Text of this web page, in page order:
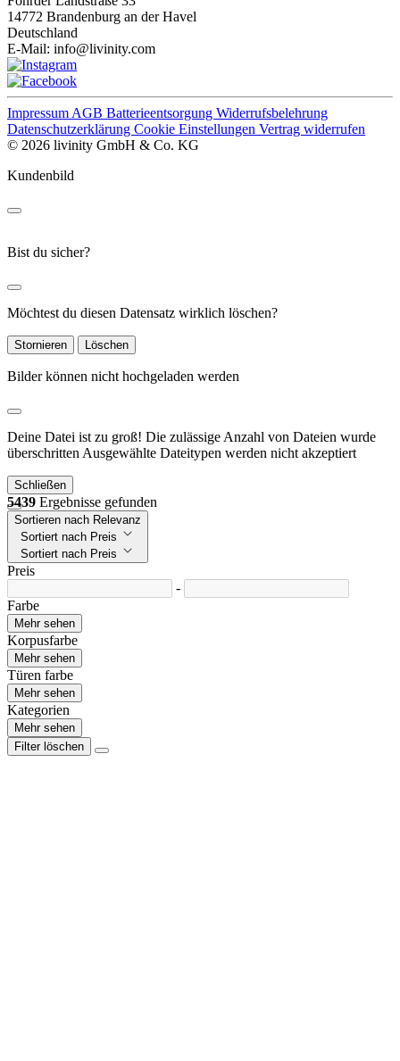
14772 Brandenburg an der Havel
Deutschland
E-Mail: info@livinity.com
Impressum AGB Batterieentsorgung Widerrufsbelehrung
Datenschutzerklärung Cookie Einstellungen Vertrag widerrufen
© 2026 livinity GmbH & Co. KG
Kundenbild
Bist du sicher?
Möchtest du diesen Datensatz wirklich löschen?
Stornieren Löschen
Bilder können nicht hochgeladen werden
Deine Datei ist zu groß! Die zulässige Anzahl von Dateien wurde
überschritten Ausgewählte Dateitypen werden nicht akzeptiert
Schließen
5439 Ergebnisse gefunden
Sortieren nach Relevanz
Sortiert nach Preis
Sortiert nach Preis
Preis
-
Farbe
Mehr sehen
Korpusfarbe
Mehr sehen
Türen farbe
Mehr sehen
Kategorien
Mehr sehen
Filter löschen